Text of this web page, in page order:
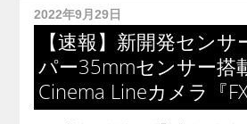
2022年9月29日
【速報】新開発セン
パー35mmセンサー搭
Cinema Lineカメラ『